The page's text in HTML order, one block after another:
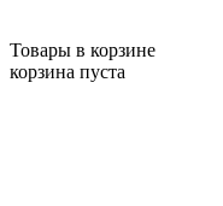
Товары в корзине
корзина пуста